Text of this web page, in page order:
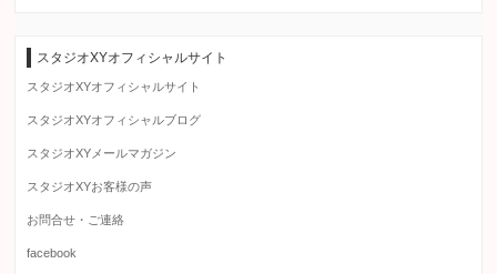
スタジオXYオフィシャルサイト
スタジオXYオフィシャルサイト
スタジオXYオフィシャルブログ
スタジオXYメールマガジン
スタジオXYお客様の声
お問合せ・ご連絡
facebook